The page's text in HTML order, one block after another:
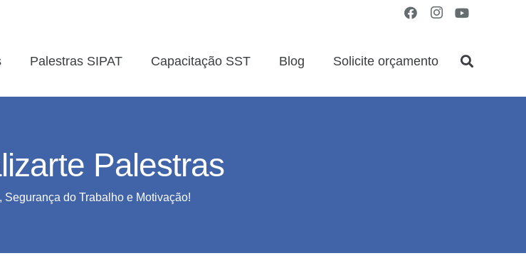
Palestras SIPAT Capacitação SST Blog Solicite orçamento
Palestras
Segurança do Trabalho e Motivação!